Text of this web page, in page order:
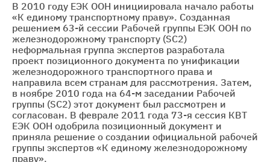
В 2010 году ЕЭК ООН инициировала начало работы
«К единому транспортному праву». Созданная
решением 63-й сессии Рабочей группы ЕЭК ООН по
железнодорожному транспорту (SC2)
неформальная группа экспертов разработала
проект позиционного документа по унификации
железнодорожного транспортного права и
направила всем странам для рассмотрения. Затем,
в ноябре 2010 года на 64-м заседании Рабочей
группы (SC2) этот документ был рассмотрен и
согласован. В феврале 2011 года 73-я сессия КВТ
ЕЭК ООН одобрила позиционный документ и
приняла решение о создании официальной рабочей
группы экспертов «К единому железнодорожному
праву».